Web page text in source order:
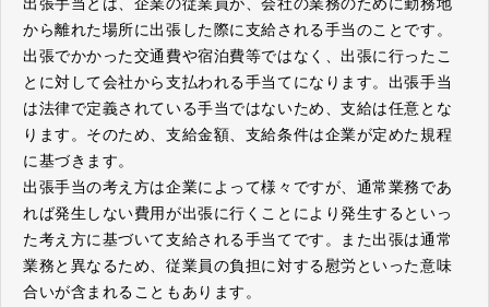
から離れた場所に出張した際に支給される手当のことです。
出張でかかった交通費や宿泊費等ではなく、出張に行ったこ
とに対して会社から支払われる手当てになります。出張手当
は法律で定義されている手当ではないため、支給は任意とな
ります。そのため、支給金額、支給条件は企業が定めた規程
に基づきます。
出張手当の考え方は企業によって様々ですが、通常業務であ
れば発生しない費用が出張に行くことにより発生するといっ
た考え方に基づいて支給される手当てです。また出張は通常
業務と異なるため、従業員の負担に対する慰労といった意味
合いが含まれることもあります。